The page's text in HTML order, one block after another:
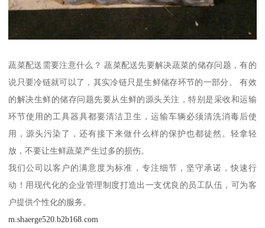
蔬菜配送需要注意什么？ 蔬菜配送先要解决蔬菜的储存问题，有的
说只要冷链就可以了，其实冷链只是生鲜储存环节的一部分。 有效
的解决生鲜的储存问题先要从生鲜的源头关注，特别是采收和运输
环节使用的工具器具都要清洁卫生，运输车辆必须清洗消毒后使
用，源头污染了，还有接下来做什么样的保护也都徒然。轻拿轻
放，不要让生鲜蔬菜产生过多的损伤。
我们公司以客户的满意度为标准，专注细节，坚守承诺，快速行
动！用现代化的企业管理制度打造出一支优良的员工队伍，可为客
户提供个性化的服务。
m.shaerge520.b2b168.com